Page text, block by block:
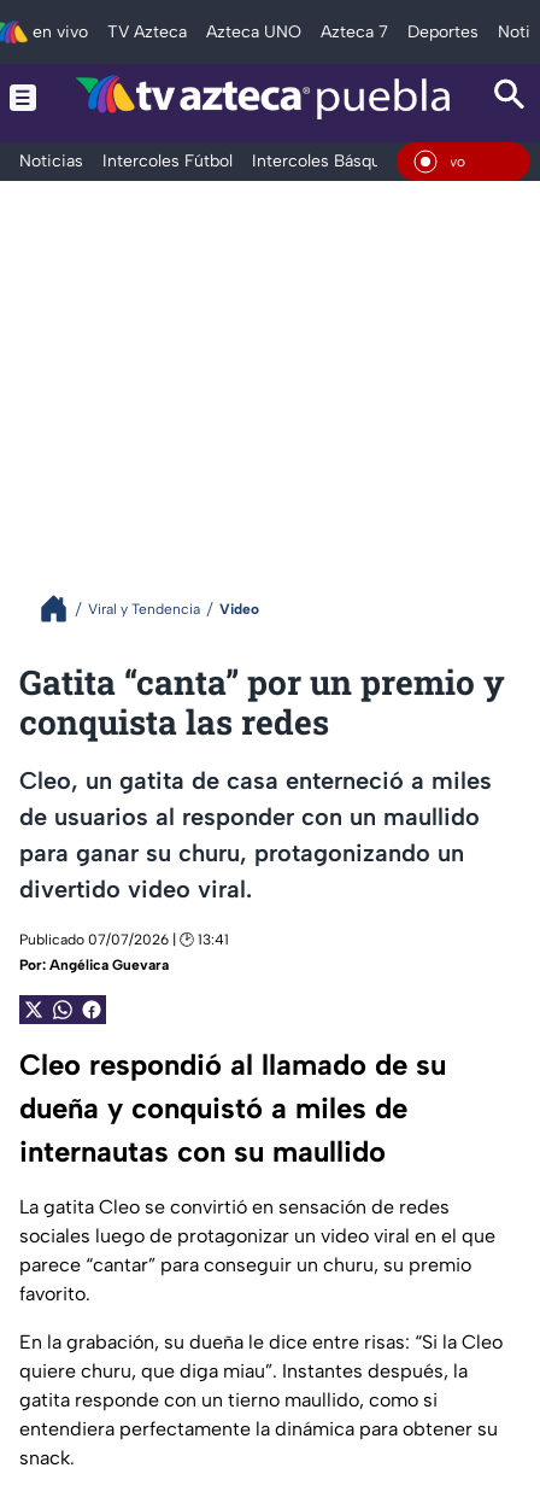
en vivo TV Azteca Azteca UNO Azteca 7 Deportes
Noticias Intercoles Fútbol Intercoles Básquetbol Deportes En
Viral y Tendencia Video
Gatita “canta” por un premio y
conquista las redes
Cleo, un gatita de casa enterneció a miles
de usuarios al responder con un maullido
para ganar su churu, protagonizando un
divertido video viral.
Publicado 07/07/2026 | 🕑 13:41
Por: Angélica Guevara
Cleo respondió al llamado de su
dueña y conquistó a miles de
internautas con su maullido
La gatita Cleo se convirtió en sensación de redes
sociales luego de protagonizar un video viral en el que
parece “cantar” para conseguir un churu, su premio
favorito.
En la grabación, su dueña le dice entre risas: “Si la Cleo
quiere churu, que diga miau”. Instantes después, la
gatita responde con un tierno maullido, como si
entendiera perfectamente la dinámica para obtener su
snack.